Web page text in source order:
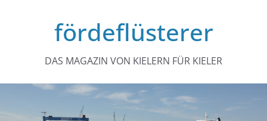
fördeflüsterer
DAS MAGAZIN VON KIELERN FÜR KIELER